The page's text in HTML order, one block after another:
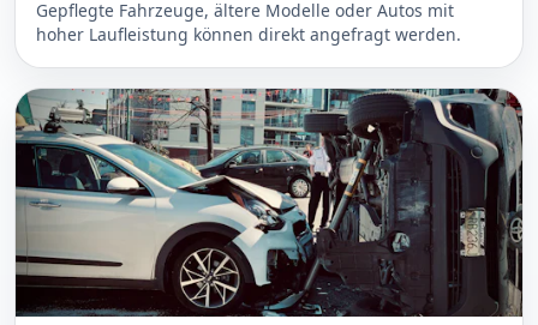
Gepflegte Fahrzeuge, ältere Modelle oder Autos mit
hoher Laufleistung können direkt angefragt werden.